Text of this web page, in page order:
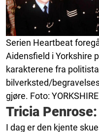
Serien Heartbeat
Aidensfield i Yorkshire
karakterene fra
bilverksted/
gjøre. Foto:
Tricia
I dag er den kjente